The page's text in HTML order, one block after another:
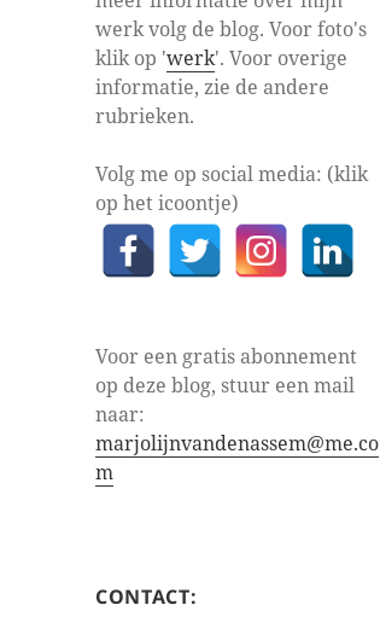
werk volg de blog. Voor foto's
klik op 'werk'. Voor overige
informatie, zie de andere
rubrieken.
Volg me op social media: (klik
op het icoontje)
Voor een gratis abonnement
op deze blog, stuur een mail
naar:
marjolijnvandenassem@me.co
m
CONTACT: